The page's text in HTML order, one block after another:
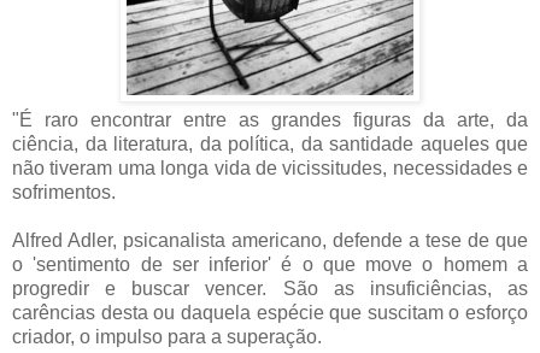
"É raro encontrar entre as grandes figuras da arte, da
ciência, da literatura, da política, da santidade aqueles que
não tiveram uma longa vida de vicissitudes, necessidades e
sofrimentos.
Alfred Adler, psicanalista americano, defende a tese de que
o 'sentimento de ser inferior' é o que move o homem a
progredir e buscar vencer. São as insuficiências, as
carências desta ou daquela espécie que suscitam o esforço
criador, o impulso para a superação.